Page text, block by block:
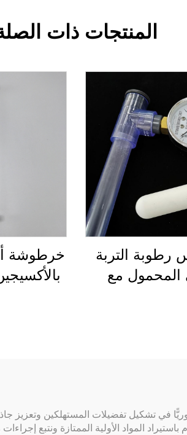
المنتجات ذات
رطوبة التربة
المحمول مع
خرطوشة
في تشكيل تفضيلات المستهلكين وتعزيز
المواد الأولية الممتازة ونتبع